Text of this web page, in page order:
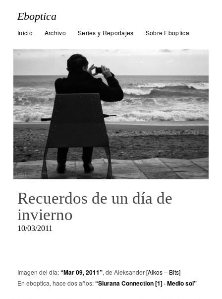
Eboptica
Inicio Archivo Series y Reportajes Sobre Eboptica
Recuerdos de un día de
invierno
10/03/2011
Imagen del día:“Mar 09, 2011”, de Aleksander[Alkos – Bits]
En eboptica, hace dos años:“Siurana Connection [1] · Medio sol”